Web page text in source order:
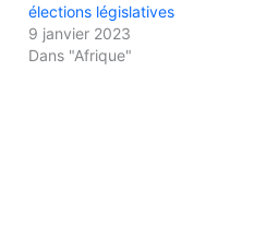
élections législatives
9 janvier 2023
Dans "Afrique"